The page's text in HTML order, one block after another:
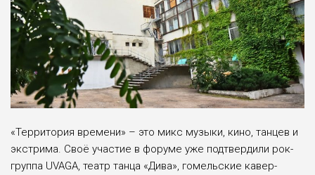
«Территория време­ни» – это микс музы­ки, кино, танцев и
экс­трима. Своё участие в форуме уже подтверди­ли рок-
группа UVAGA, театр танца «Дива», гомельские кавер-